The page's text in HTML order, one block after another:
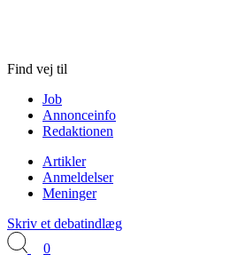
Find vej til
Job
Annonceinfo
Redaktionen
Artikler
Anmeldelser
Meninger
Skriv et debatindlæg
0